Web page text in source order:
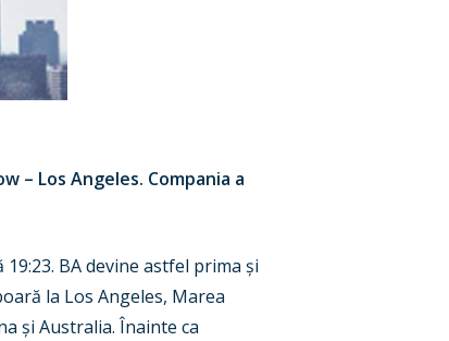
– Los Angeles. Compania a
BA devine astfel prima și
la Los Angeles, Marea
și Australia. Înainte ca